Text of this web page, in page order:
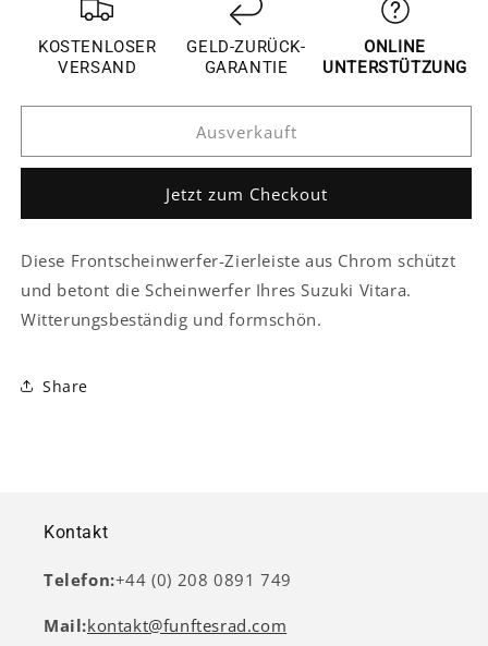
Suzuki
Vitara
LY
Licht
Vorne
Suzuki
LY
Chrom
Licht
Scheinwerfer
Vorne
KOSTENLOSER
VERSAND
GELD-ZURÜCK-
GARANTIE
ONLINE
UNTERSTÜTZUNG
Ausverkauft
Jetzt zum Checkout
Diese Frontscheinwerfer-Zierleiste aus Chrom schützt
und betont die Scheinwerfer Ihres Suzuki Vitara.
Witterungsbeständig und formschön.
Share
Kontakt
Telefon:+44 (0) 208 0891 749
Mail:kontakt@funftesrad.com